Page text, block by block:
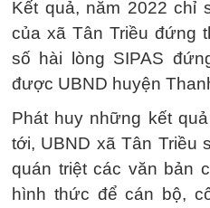
Kết quả, năm 2022 chỉ
của xã Tân Triều đứng
số hài lòng SIPAS
được UBND huyện
Phát huy những kết
tới, UBND xã Tân Triều
quán triệt các văn bản
hình thức để cán bộ,